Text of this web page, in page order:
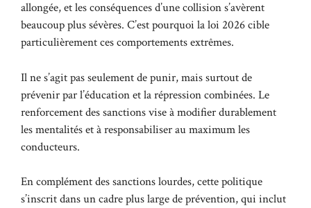
allongée, et les conséquences d’une collision s’avèrent
beaucoup plus sévères. C’est pourquoi la loi 2026 cible
particulièrement ces comportements extrêmes.
Il ne s’agit pas seulement de punir, mais surtout de
prévenir par l’éducation et la répression combinées. Le
renforcement des sanctions vise à modifier durablement
les mentalités et à responsabiliser au maximum les
conducteurs.
En complément des sanctions lourdes, cette politique
s’inscrit dans un cadre plus large de prévention, qui inclut